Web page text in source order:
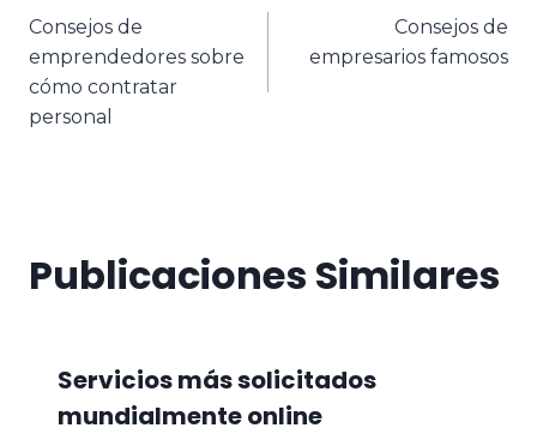
Consejos de
emprendedores sobre
cómo contratar
personal
Consejos de
empresarios famosos
Publicaciones Similares
Servicios más solicitados
mundialmente online